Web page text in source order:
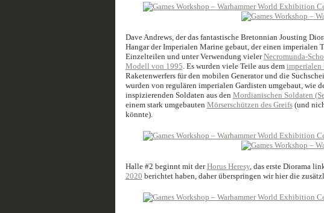
Dave Andrews, der das fantastische Bretonnian Jousting
Hangar der Imperialen Marine gebaut, der einen
Einzelteilen und unter Verwendung vielerNecromunda-
Modell von 1995. Es wurden viele Teile aus dem imperialen
Raketenwerfers für den mobilen Generator und die
wurden von regulären imperialen Gardisten umgebaut, wie
inspizierenden Soldaten aus den Mordianischen Soldaten
einem stark umgebauten Mörserschützen des Greifs(und
könnte).
Halle #2 beginnt mit derHorus Heresy, das erste Diorama
2020 berichtet haben, daher überspringen wir hier die